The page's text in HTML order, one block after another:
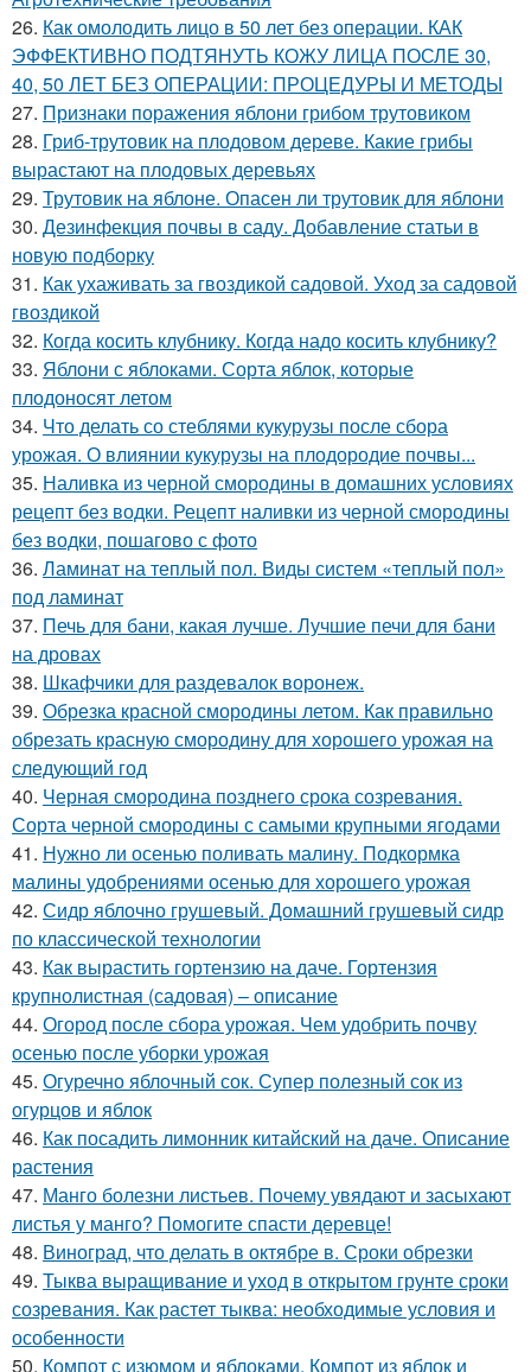
26. Как омолодить лицо в 50 лет без операции. КАК
ЭФФЕКТИВНО ПОДТЯНУТЬ КОЖУ ЛИЦА ПОСЛЕ 30,
40, 50 ЛЕТ БЕЗ ОПЕРАЦИИ: ПРОЦЕДУРЫ И МЕТОДЫ
27. Признаки поражения яблони грибом трутовиком
28. Гриб-трутовик на плодовом дереве. Какие грибы
вырастают на плодовых деревьях
29. Трутовик на яблоне. Опасен ли трутовик для яблони
30. Дезинфекция почвы в саду. Добавление статьи в
новую подборку
31. Как ухаживать за гвоздикой садовой. Уход за садовой
гвоздикой
32. Когда косить клубнику. Когда надо косить клубнику?
33. Яблони с яблоками. Сорта яблок, которые
плодоносят летом
34. Что делать со стеблями кукурузы после сбора
урожая. О влиянии кукурузы на плодородие почвы...
35. Наливка из черной смородины в домашних условиях
рецепт без водки. Рецепт наливки из черной смородины
без водки, пошагово с фото
36. Ламинат на теплый пол. Виды систем «теплый пол»
под ламинат
37. Печь для бани, какая лучше. Лучшие печи для бани
на дровах
38. Шкафчики для раздевалок воронеж.
39. Обрезка красной смородины летом. Как правильно
обрезать красную смородину для хорошего урожая на
следующий год
40. Черная смородина позднего срока созревания.
Сорта черной смородины с самыми крупными ягодами
41. Нужно ли осенью поливать малину. Подкормка
малины удобрениями осенью для хорошего урожая
42. Сидр яблочно грушевый. Домашний грушевый сидр
по классической технологии
43. Как вырастить гортензию на даче. Гортензия
крупнолистная (садовая) – описание
44. Огород после сбора урожая. Чем удобрить почву
осенью после уборки урожая
45. Огуречно яблочный сок. Супер полезный сок из
огурцов и яблок
46. Как посадить лимонник китайский на даче. Описание
растения
47. Манго болезни листьев. Почему увядают и засыхают
листья у манго? Помогите спасти деревце!
48. Виноград, что делать в октябре в. Сроки обрезки
49. Тыква выращивание и уход в открытом грунте сроки
созревания. Как растет тыква: необходимые условия и
особенности
50. Компот с изюмом и яблоками. Компот из яблок и